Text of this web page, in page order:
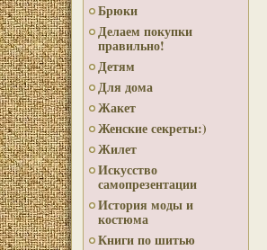
Брюки
Делаем покупки
правильно!
Детям
Для дома
Жакет
Женские секреты:)
Жилет
Искусство
самопрезентации
История моды и
костюма
Книги по шитью